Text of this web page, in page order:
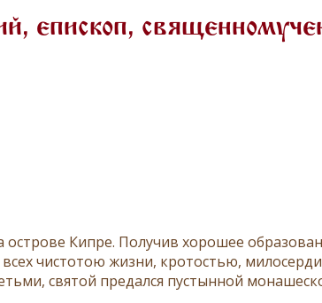
епископ,
острове Кипре. Получив хорошее
чистотою жизни, кротостью,
святой предался пустынной